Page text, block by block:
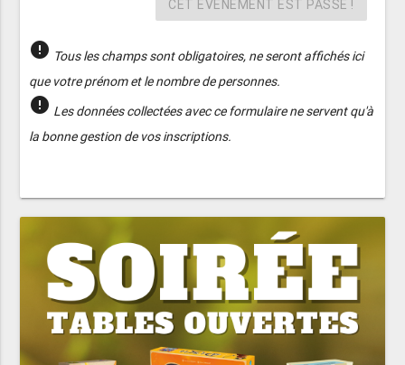
CET ÉVÈNEMENT EST PASSÉ !
error Tous les champs sont obligatoires, ne seront affichés ici
que votre prénom et le nombre de personnes.
error Les données collectées avec ce formulaire ne servent qu'à
la bonne gestion de vos inscriptions.